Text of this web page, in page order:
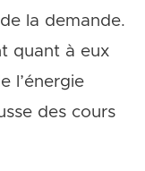
la demande.
quant à eux
l’énergie
des cours